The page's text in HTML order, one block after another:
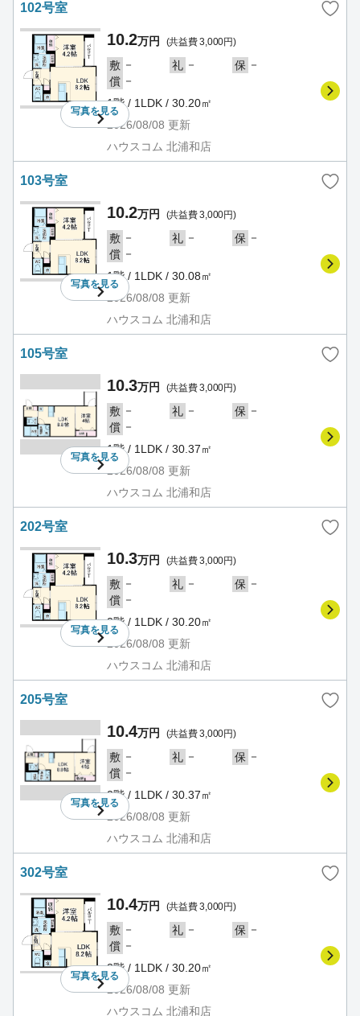
102号室
写真を見る
10.2万円 (共益費 3,000円)
敷 － 礼 － 保 －
償 －
1階 / 1LDK / 30.20㎡
2026/08/08 更新
ハウスコム 北浦和店
103号室
写真を見る
10.2万円 (共益費 3,000円)
敷 － 礼 － 保 －
償 －
1階 / 1LDK / 30.08㎡
2026/08/08 更新
ハウスコム 北浦和店
105号室
写真を見る
10.3万円 (共益費 3,000円)
敷 － 礼 － 保 －
償 －
1階 / 1LDK / 30.37㎡
2026/08/08 更新
ハウスコム 北浦和店
202号室
写真を見る
10.3万円 (共益費 3,000円)
敷 － 礼 － 保 －
償 －
2階 / 1LDK / 30.20㎡
2026/08/08 更新
ハウスコム 北浦和店
205号室
写真を見る
10.4万円 (共益費 3,000円)
敷 － 礼 － 保 －
償 －
2階 / 1LDK / 30.37㎡
2026/08/08 更新
ハウスコム 北浦和店
302号室
写真を見る
10.4万円 (共益費 3,000円)
敷 － 礼 － 保 －
償 －
3階 / 1LDK / 30.20㎡
2026/08/08 更新
ハウスコム 北浦和店